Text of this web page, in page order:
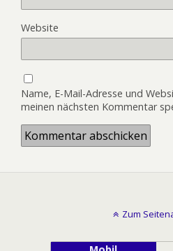
Website
Name, E-Mail-Adresse und
meinen nächsten Kommentar
Zum